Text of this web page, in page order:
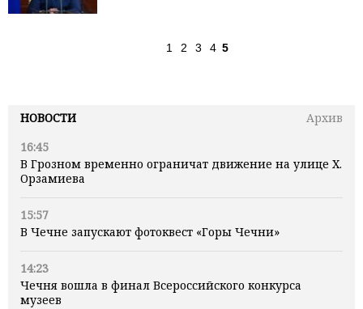
НОВОСТИ
Архив
16:45
В Грозном временно ограничат движение на улице Х.
Орзамиева
15:57
В Чечне запускают фотоквест «Горы Чечни»
14:23
Чечня вошла в финал Всероссийского конкурса
музеев
1 2 3 4 5